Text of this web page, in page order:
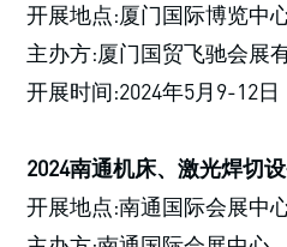
开展地点:厦门国际博览中
主办方:厦门国贸飞驰会展
开展时间:2024年5月9-12日
2024南通机床、激光焊切
开展地点:南通国际会展中